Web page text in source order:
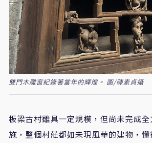
雙門木雕窗紀錄著當年的輝煌。 圖/陳素貞攝
板梁古村雖具一定規模，但尚未完成
施，整個村莊都如未現風華的建物，